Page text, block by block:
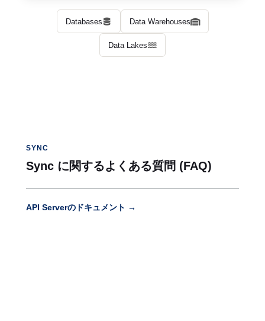
Databases Data Warehouses
Data Lakes
SYNC
Sync に関するよくある質問 (FAQ)
API Serverのドキュメント →